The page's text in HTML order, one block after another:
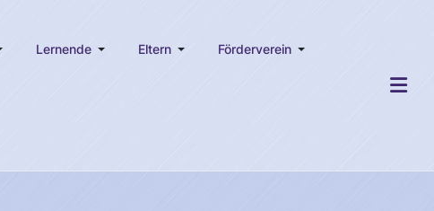
Lernende Eltern Förderverein